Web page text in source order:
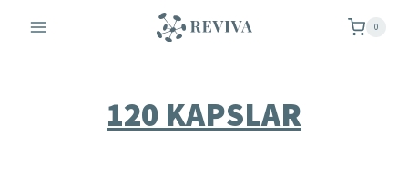
sisältöön
0
120 KAPSLAR